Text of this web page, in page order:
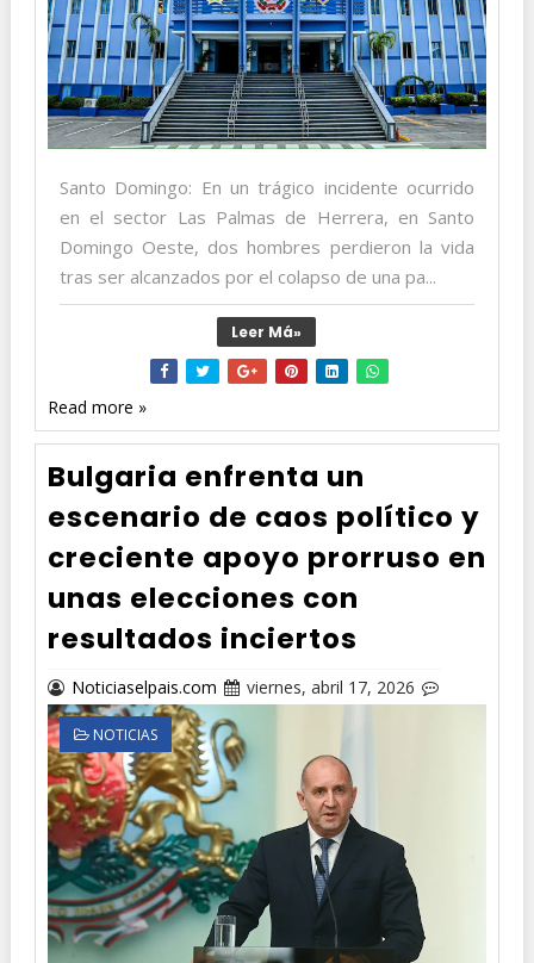
Santo Domingo: En un trágico incidente ocurrido
en el sector Las Palmas de Herrera, en Santo
Domingo Oeste, dos hombres perdieron la vida
tras ser alcanzados por el colapso de una pa...
Leer Má»
Read more »
Bulgaria enfrenta un
escenario de caos político y
creciente apoyo prorruso en
unas elecciones con
resultados inciertos
Noticiaselpais.com viernes, abril 17, 2026
NOTICIAS